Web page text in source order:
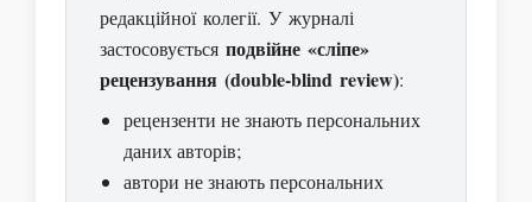
редакційної колегії. У журналі
застосовується подвійне «сліпе»
рецензування (double-blind review):
рецензенти не знають персональних
даних авторів;
автори не знають персональних